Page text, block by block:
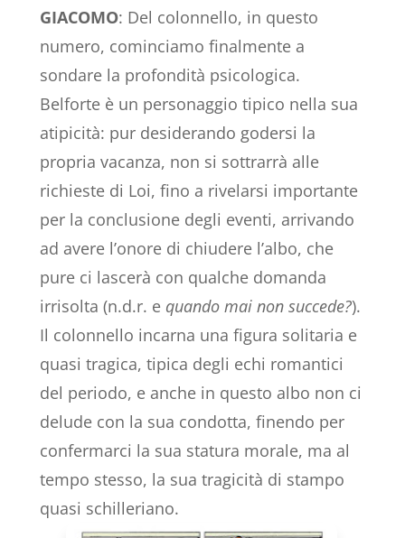
GIACOMO: Del colonnello, in questo
numero, cominciamo finalmente a
sondare la profondità psicologica.
Belforte è un personaggio tipico nella sua
atipicità: pur desiderando godersi la
propria vacanza, non si sottrarrà alle
richieste di Loi, fino a rivelarsi importante
per la conclusione degli eventi, arrivando
ad avere l’onore di chiudere l’albo, che
pure ci lascerà con qualche domanda
irrisolta (n.d.r. e quando mai non succede?).
Il colonnello incarna una figura solitaria e
quasi tragica, tipica degli echi romantici
del periodo, e anche in questo albo non ci
delude con la sua condotta, finendo per
confermarci la sua statura morale, ma al
tempo stesso, la sua tragicità di stampo
quasi schilleriano.